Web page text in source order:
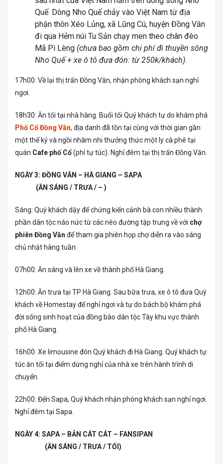
Quế. Dòng Nho Quế chảy vào Việt Nam từ địa
phận thôn Xéo Lủng, xã Lũng Cú, huyện Đồng Văn
đi qua Hẻm núi Tu Sản chạy men theo chân đèo
Mã Pì Lèng (chưa bao gồm chi phí đi thuyền sông
Nho Quế + xe ô tô đưa đón: từ 250k/khách).
17h00: Về lại thị trấn Đồng Văn, nhận phòng khách sạn nghỉ
ngơi.
18h30: Ăn tối tại nhà hàng. Buổi tối Quý khách tự do khám phá
Phố Cổ Đồng Văn, địa danh đã tồn tại cùng với thời gian gần
một thế kỷ và ngồi nhâm nhi thưởng thức một ly cà phê tại
quán Cafe phố Cổ(phí tự túc). Nghỉ đêm tại thị trấn Đồng Văn.
NGÀY 3: ĐỒNG VĂN – HÀ GIANG – SAPA
(ĂN SÁNG / TRƯA / – )
Sáng: Quý khách dậy để chứng kiến cảnh bà con nhiều thành
phần dân tộc náo nức từ các nèo đường tập trung về với chợ
phiên Đồng Văn để tham gia phiên họp chợ diễn ra vào sáng
chủ nhật hàng tuần.
07h00: Ăn sáng và lên xe về thành phố Hà Giang.
12h00: Ăn trưa tại TP Hà Giang. Sau bữa trưa, xe ô tô đưa Quý
khách về Homestay để nghỉ ngơi và tự do bách bộ khám phá
đời sống sinh hoạt của đồng bào dân tộc Tày khu vực thành
phố Hà Giang.
16h00: Xe limousine đón Quý khách đi Hà Giang. Quý khách tự
túc ăn tối tại điểm dừng nghỉ của nhà xe trên hành trình di
chuyển.
22h00: Đến Sapa, Quý khách nhận phòng khách sạn nghỉ ngơi.
Nghỉ đêm tại Sapa.
NGÀY 4: SAPA – BẢN CÁT CÁT – FANSIPAN
(ĂN SÁNG / TRƯA / TỐI)